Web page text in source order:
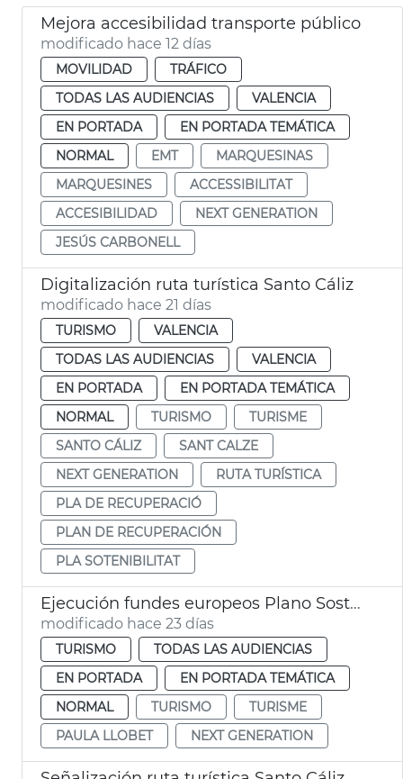
Mejora accesibilidad transporte público
modificado hace 12 días
MOVILIDAD
TRÁFICO
TODAS LAS AUDIENCIAS
VALENCIA
EN PORTADA
EN PORTADA TEMÁTICA
NORMAL
EMT
MARQUESINAS
MARQUESINES
ACCESSIBILITAT
ACCESIBILIDAD
NEXT GENERATION
JESÚS CARBONELL
Digitalización ruta turística Santo Cáliz
modificado hace 21 días
TURISMO
VALENCIA
TODAS LAS AUDIENCIAS
VALENCIA
EN PORTADA
EN PORTADA TEMÁTICA
NORMAL
TURISMO
TURISME
SANTO CÁLIZ
SANT CALZE
NEXT GENERATION
RUTA TURÍSTICA
PLA DE RECUPERACIÓ
PLAN DE RECUPERACIÓN
PLA SOTENIBILITAT
Ejecución fundes europeos Plano Sostenibilidad Turística València
modificado hace 23 días
TURISMO
TODAS LAS AUDIENCIAS
EN PORTADA
EN PORTADA TEMÁTICA
NORMAL
TURISMO
TURISME
PAULA LLOBET
NEXT GENERATION